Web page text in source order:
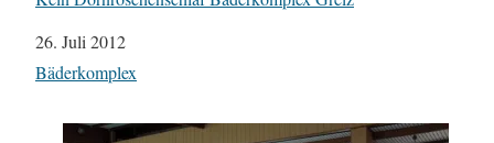
Datum
26. Juli 2012
In Bezug auf
Bäderkomplex